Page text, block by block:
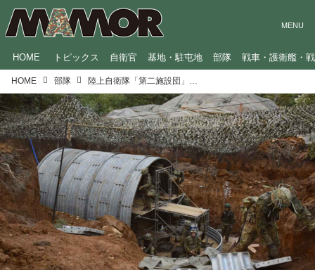
HOME トピックス 自衛官 基地・駐屯地 部隊 戦車・護衛艦・
HOME 部隊